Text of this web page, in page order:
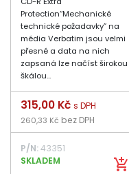
Protection“Mechanické
technické požadavky” na
média Verbatim jsou velmi
přesné a data na nich
zapsaná lze načíst širokou
škálou...
add_shopping_cart
Cena
315,00 Kč s DPH
260,33 Kč bez DPH
P/N:43351
SKLADEM